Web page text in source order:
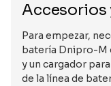
Accesorios
Para empezar,
batería Dnipro-M
y un cargador
de la línea de